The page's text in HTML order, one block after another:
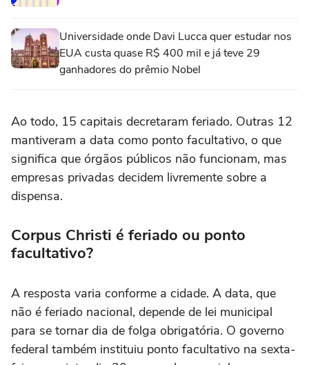
Universidade onde Davi Lucca quer estudar nos
EUA custa quase R$ 400 mil e já teve 29
ganhadores do prêmio Nobel
Ao todo, 15 capitais decretaram feriado. Outras 12
mantiveram a data como ponto facultativo, o que
significa que órgãos públicos não funcionam, mas
empresas privadas decidem livremente sobre a
dispensa.
Corpus Christi é feriado ou ponto
facultativo?
A resposta varia conforme a cidade. A data, que
não é feriado nacional, depende de lei municipal
para se tornar dia de folga obrigatória. O governo
federal também instituiu ponto facultativo na sexta-